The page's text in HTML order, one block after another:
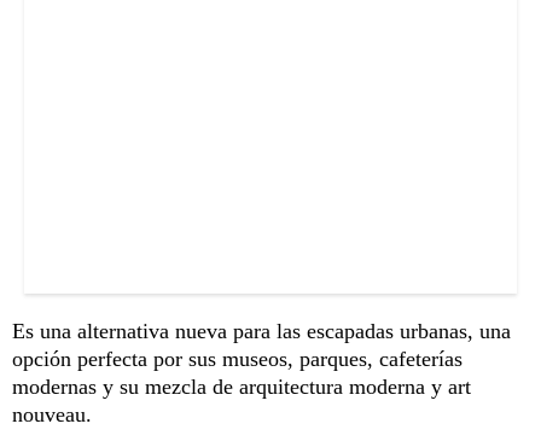
Es una alternativa nueva para las escapadas urbanas, una
opción perfecta por sus museos, parques, cafeterías
modernas y su mezcla de arquitectura moderna y art
nouveau.